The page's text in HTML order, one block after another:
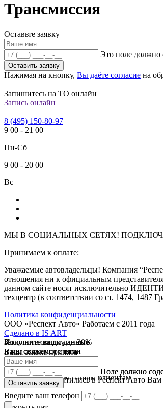
Трансмиссия
Оставьте заявку
Это поле должно
Оставить заявку
Нажимая на кнопку, Вы даёте согласие на
Запишитесь на ТО онлайн
Запись онлайн
8 (495) 150-80-97
9 00 - 21 00
Пн-Сб
9 00 - 20 00
Вс
МЫ В СОЦИАЛЬНЫХ СЕТЯХ!
Принимаем к оплате:
Уважаемые автовладельцы! Компания
отношения ни к официальным
данном сайте носят исключительно
техцентр (в соответствии со ст. 1474, 1487
Политика конфиденциальности
ООО «Респект Авто» Работаем с 2011 года
Сделано в IS ART
Заполните ваши данные
и мы свяжемся с вами
Поле должно
Оставить заявку
Получите скидку до 20%
В течении 10 дней
мы предоставляем скидку
на все услуги всем нашим клиентам
Введите ваш телефон
Заполните ваши данные
и мы свяжемся с вами
Поле должно
Оставить заявку
✓
Ваша заявка принята
✓
Ваш ответ принят
Спасибо что обратились в Респект Авто Вам